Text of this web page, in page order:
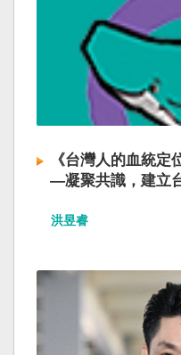
《台灣人的血統定
—凝聚共識，建立
洪昱睿